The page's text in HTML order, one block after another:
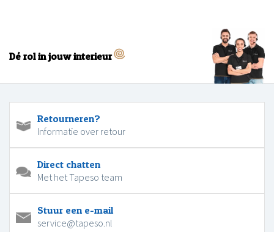
Dé rol in jouw interieur
Retourneren?
Informatie over retour
Direct chatten
Met het Tapeso team
Stuur een e-mail
service@tapeso.nl